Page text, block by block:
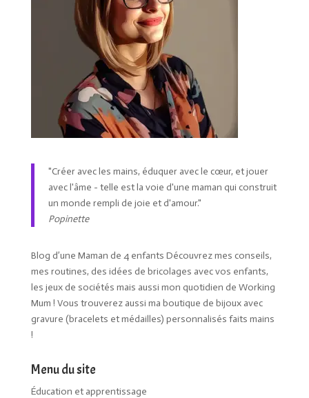
"Créer avec les mains, éduquer avec le cœur, et jouer
avec l'âme - telle est la voie d'une maman qui construit
un monde rempli de joie et d'amour."
Popinette
Blog d’une Maman de 4 enfants Découvrez mes conseils,
mes routines, des idées de bricolages avec vos enfants,
les jeux de sociétés mais aussi mon quotidien de Working
Mum ! Vous trouverez aussi ma boutique de bijoux avec
gravure (bracelets et médailles) personnalisés faits mains
!
Menu du site
Éducation et apprentissage